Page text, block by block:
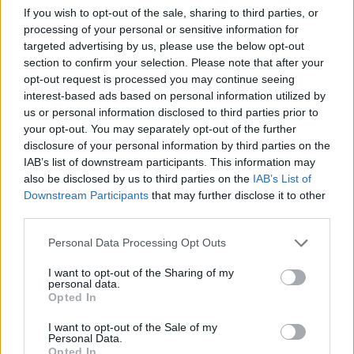
If you wish to opt-out of the sale, sharing to third parties, or
processing of your personal or sensitive information for
targeted advertising by us, please use the below opt-out
section to confirm your selection. Please note that after your
opt-out request is processed you may continue seeing
interest-based ads based on personal information utilized by
us or personal information disclosed to third parties prior to
your opt-out. You may separately opt-out of the further
disclosure of your personal information by third parties on the
IAB’s list of downstream participants. This information may
also be disclosed by us to third parties on the IAB’s List of
Downstream Participants that may further disclose it to other
Please note that this website/app uses one or more Google
not limited to your visit or usage behaviour. You may click to
grant or deny consent to Google and its third-party tags to
use your data for below specified purposes in below Google
consent section.
Personal Data Processing Opt Outs
I want to opt-out of the Sharing of my
personal data.
Opted In
I want to opt-out of the Sale of my
Personal Data.
Opted In
zufolge zeichnete sich das ungarische Produkt durch sein
Inhaltsstoffprofil, seine qualitätsbezogenen Eigenschaften und
seine Transparenz gegenüber den Verbrauchern aus.
Der zweite Platz ging an das deutsche Produkt 28 BLACK
Limette-Minze 250 ml mit 86 Punkten, während eine weitere
deutsche Marke, TAKE OFF Fruit Mix 330 ml, mit 85
Punkten den dritten Platz belegte.
Verwandtes Thema:Energy-Drinks in Ungarn für
Jugendliche offiziell verboten
Europa dominierte die weltweite Rangliste
Europa führte auch die kontinentale Rangliste an und lag
damit vor Australien & Ozeanien sowie Asien. Nordamerika
größten Märkte für Energy-Drinks ist.
Eines der wichtigsten Ergebnisse der Studie ist, dass
verschiedene Regionen sehr unterschiedliche Vorstellungen
davon entwickelt haben, was ein hochwertiges Energy-Drink
ausmacht. Europäische Hersteller legen tendenziell größeren
Wert auf Pasteurisierung, Vitamingehalt und
Produkttransparenz, während Marken in anderen Regionen